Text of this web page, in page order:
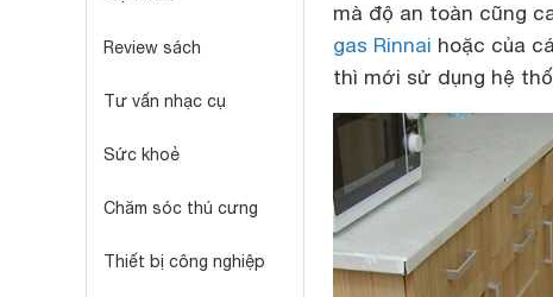
Review sách
Tư vấn nhạc cụ
Sức khoẻ
Chăm sóc thú cưng
Thiết bị công nghiệp
mà độ an toàn cũng
gas Rinnai hoặc của
thì mới sử dụng hệ